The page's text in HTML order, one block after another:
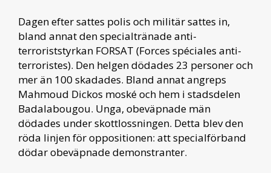
Dagen efter sattes polis och militär sattes in,
bland annat den specialtränade anti-
terroriststyrkan FORSAT (Forces spéciales anti-
terroristes). Den helgen dödades 23 personer och
mer än 100 skadades. Bland annat angreps
Mahmoud Dickos moské och hem i stadsdelen
Badalabougou. Unga, obeväpnade män
dödades under skottlossningen. Detta blev den
röda linjen för oppositionen: att specialförband
dödar obeväpnade demonstranter.